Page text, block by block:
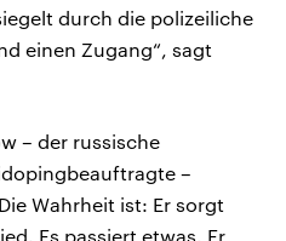
durch die polizeiliche
einen Zugang“, sagt
– der russische
–
Wahrheit ist: Er sorgt
Es passiert etwas. Er